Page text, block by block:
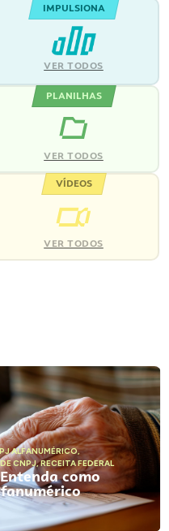
IMPULSIONA
VER TODOS
PLANILHAS
VER TODOS
VÍDEOS
VER TODOS
ALFANUMÉRICO,
CNPJ,RECEITA FEDERAL
como